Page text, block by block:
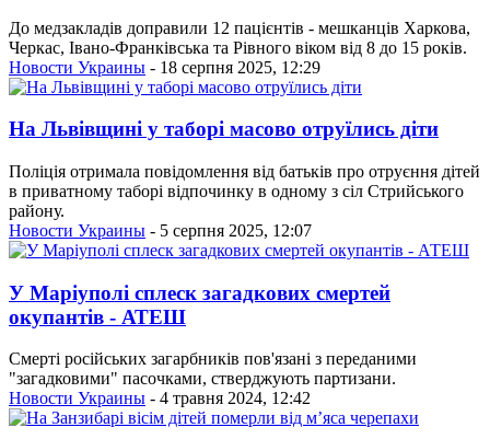
До медзакладів доправили 12 пацієнтів - мешканців Харкова,
Черкас, Івано-Франківська та Рівного віком від 8 до 15 років.
Новости Украины - 18 серпня 2025, 12:29
На Львівщині у таборі масово отруїлись діти
Поліція отримала повідомлення від батьків про отруєння дітей
в приватному таборі відпочинку в одному з сіл Стрийського
району.
Новости Украины - 5 серпня 2025, 12:07
У Маріуполі сплеск загадкових смертей
окупантів - АТЕШ
Смерті російських загарбників пов'язані з переданими
"загадковими" пасочками, стверджують партизани.
Новости Украины - 4 травня 2024, 12:42